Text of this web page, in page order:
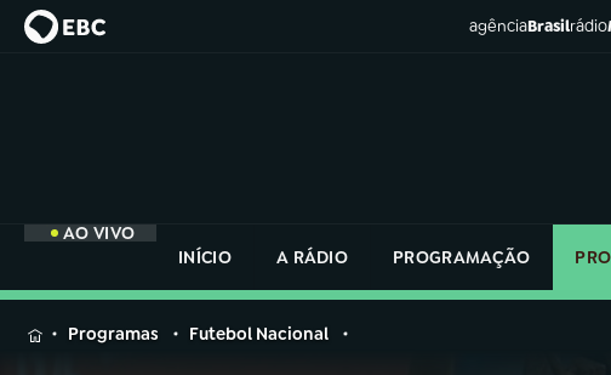
agênciaBrasilrádio
AO VIVO
INÍCIO
A RÁDIO PROGRAMAÇÃO
MENUProgramas Futebol Nacional